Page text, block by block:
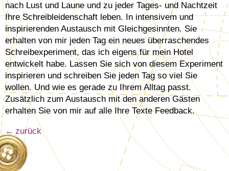
nach Lust und Laune und zu jeder Tages- und Nachtzeit
Ihre Schreibleidenschaft leben. In intensivem und
inspirierenden Austausch mit Gleichgesinnten. Sie
erhalten von mir jeden Tag ein neues überraschendes
Schreibexperiment, das ich eigens für mein Hotel
entwickelt habe. Lassen Sie sich von diesem Experiment
inspirieren und schreiben Sie jeden Tag so viel Sie
wollen. Und wie es gerade zu Ihrem Alltag passt.
Zusätzlich zum Austausch mit den anderen Gästen
erhalten Sie von mir auf alle Ihre Texte Feedback.
zurück